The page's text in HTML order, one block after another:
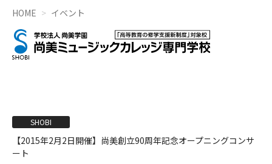
HOME イベント
SHOBI
【2015年2月2日開催】尚美創立90周年記念オープニングコンサ
ート